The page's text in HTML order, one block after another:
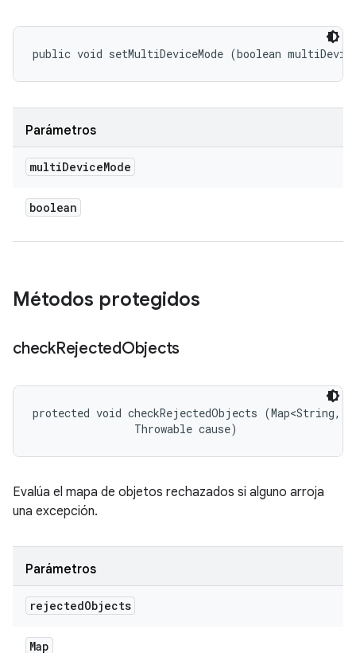
public void setMultiDeviceMode (boolean
Parámetros
multiDeviceMode
boolean
Métodos protegidos
checkRejectedObjects
protected void checkRejectedObjects
                Throwable cause)
Evalúa el mapa de objetos rechazados si alguno arroja
una excepción.
Parámetros
rejectedObjects
Map